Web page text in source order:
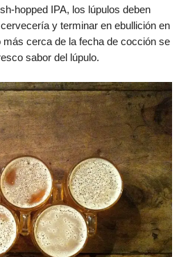
hopped IPA, los lúpulos deben
y terminar en ebullición en
cerca de la fecha de cocción se
sabor del lúpulo.